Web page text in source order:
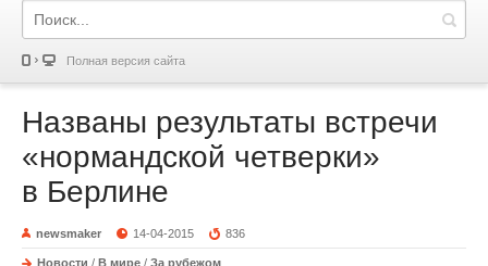
Полная версия сайта
Названы результаты встречи
«нормандской четверки»
в Берлине
newsmaker 14-04-2015 836
Новости / В мире / За рубежом